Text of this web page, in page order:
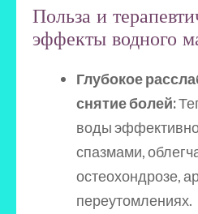
Польза и
эффекты водного
Глубокое
снятие болей:
воды
спазмами,
остеохондрозе,
переутомлениях.